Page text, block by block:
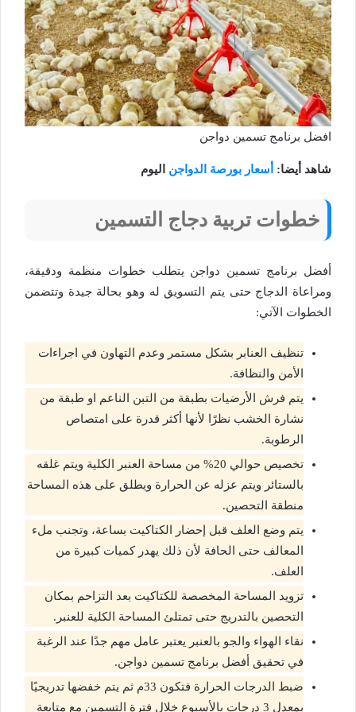
افضل برنامج تسمين دواجن
شاهد أيضا: أسعار بورصة الدواجن اليوم
خطوات تربية دجاج التسمين
أفضل برنامج تسمين دواجن يتطلب خطوات منظمة ودقيقة،
ومراعاة الدجاج حتى يتم التسويق له وهو بحالة جيدة وتتضمن
الخطوات الآتي:
تنظيف العنابر بشكل مستمر وعدم التهاون في اجراءات
الأمن والنظافة.
يتم فرش الأرضيات بطبقة من التبن الناعم او طبقة من
نشارة الخشب نظرًا لأنها أكثر قدرة على امتصاص
الرطوبة.
تخصيص حوالي 20% من مساحة العنبر الكلية ويتم غلقه
بالستائر ويتم عزله عن الحرارة ويطلق على هذه المساحة
منطقة التحصين.
يتم وضع العلف قبل إحضار الكتاكيت بساعة، وتجنب ملء
المعالف حتى الحافة لأن ذلك يهدر كميات كبيرة من
العلف.
تزويد المساحة المخصصة للكتاكيت بعد التزاحم بمكان
التحصين بالتدريج حتى تمتلئ المساحة الكلية للعنبر.
نقاء الهواء والجو بالعنبر يعتبر عامل مهم جدًا عند الرغبة
في تحقيق أفضل برنامج تسمين دواجن.
ضبط الدرجات الحرارة فتكون 33م ثم يتم خفضها تدريجيًا
بمعدل 3 درجات بالأسبوع خلال فترة التسمين مع متابعة